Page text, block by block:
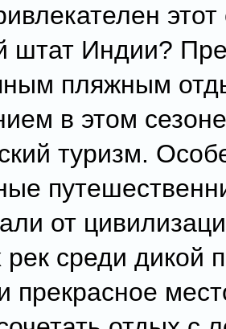
штат Индии?
пляжным
в этом
туризм.
от
рек среди дикой
прекрасное